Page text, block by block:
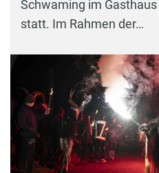
Schwaming im
statt. Im Rahmen der…